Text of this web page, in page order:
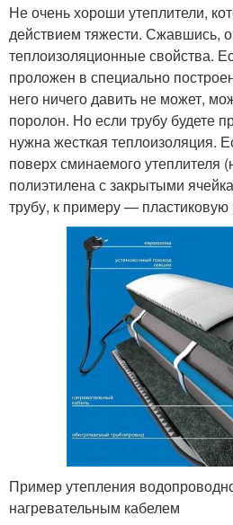
Не очень хороши утеплители,
действием тяжести. Сжавшись,
теплоизоляционные свойства.
проложен в специально
него ничего давить не может,
поролон. Но если трубу будете
нужна жесткая теплоизоляция.
поверх сминаемого утеплителя
полиэтилена с закрытыми
трубу, к примеру —
Пример утепления
нагревательным кабелем